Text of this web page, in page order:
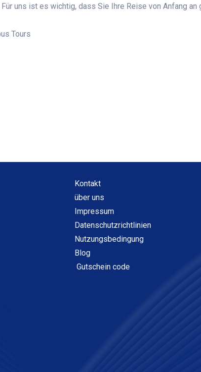
uns ist es wichtig, dass Sie Ihre Reise von Anfang an
Tours
Kontakt
über uns
Impressum
Datenschutzrichtlinien
Nutzungsbedingung
Blog
Gutschein code